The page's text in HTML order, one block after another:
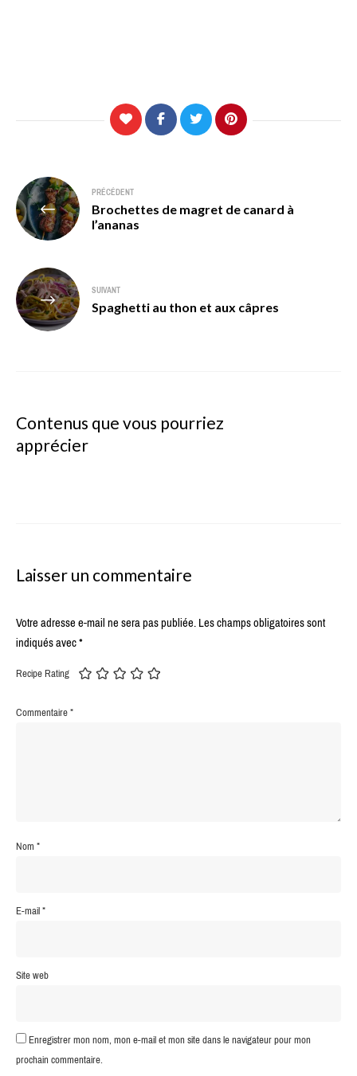
Navigation
de
l’article
PRÉCÉDENT
Brochettes de magret de canard à
l’ananas
SUIVANT
Spaghetti au thon et aux câpres
Contenus que vous pourriez
apprécier
Laisser un commentaire
Votre adresse e-mail ne sera pas publiée.Les champs obligatoires sont
indiqués avec*
Recipe Rating
Commentaire*
Nom*
E-mail*
Site web
Enregistrer mon nom, mon e-mail et mon site dans le navigateur pour mon
prochain commentaire.